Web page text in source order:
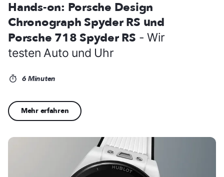
Hands-on: Porsche Design
Chronograph Spyder RS und
Porsche 718 Spyder RS - Wir
testen Auto und Uhr
6 Minuten
Mehr erfahren